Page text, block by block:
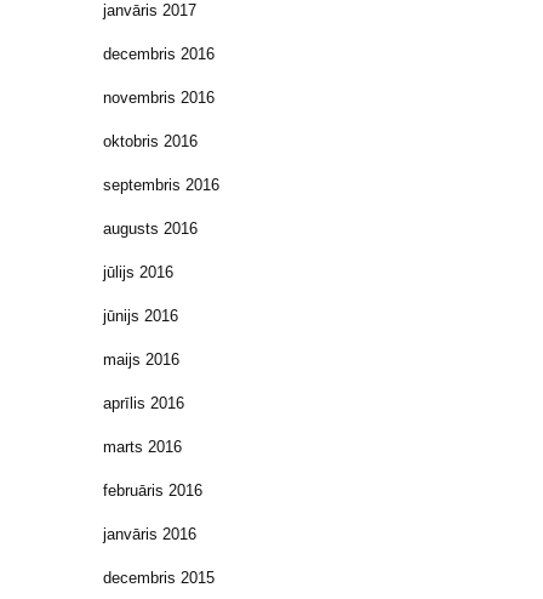
janvāris 2017
decembris 2016
novembris 2016
oktobris 2016
septembris 2016
augusts 2016
jūlijs 2016
jūnijs 2016
maijs 2016
aprīlis 2016
marts 2016
februāris 2016
janvāris 2016
decembris 2015